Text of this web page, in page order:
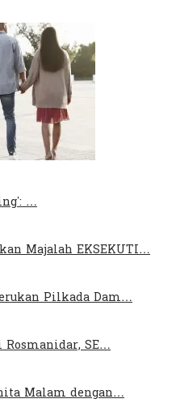
…
Majalah EKSEKUTI…
Pilkada Dam…
Rosmanidar, SE…
Malam dengan…